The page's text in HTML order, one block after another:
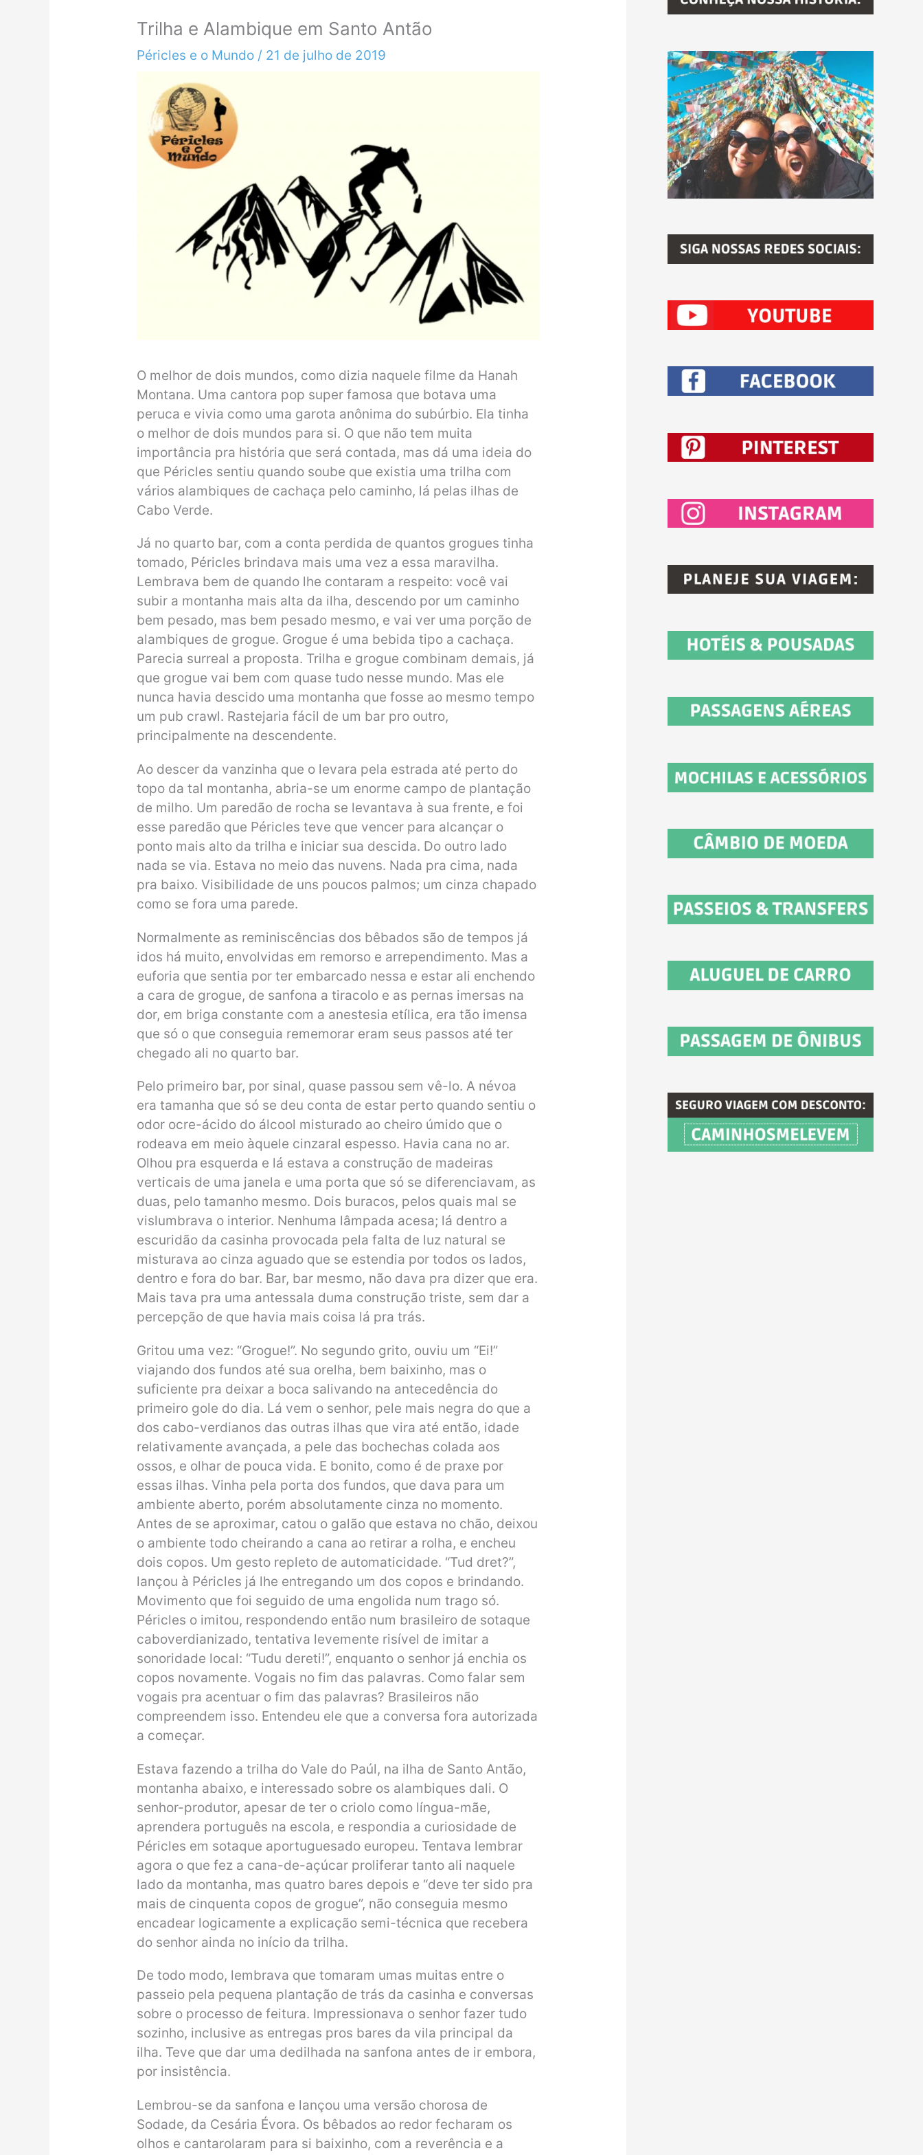
Trilha e Alambique em Santo Antão
Péricles e o Mundo/ 21 de julho de 2019
O melhor de dois mundos, como dizia naquele filme da Hanah
Montana. Uma cantora pop super famosa que botava uma
peruca e vivia como uma garota anônima do subúrbio. Ela tinha
o melhor de dois mundos para si. O que não tem muita
importância pra história que será contada, mas dá uma ideia do
que Péricles sentiu quando soube que existia uma trilha com
vários alambiques de cachaça pelo caminho, lá pelas ilhas de
Cabo Verde.
Já no quarto bar, com a conta perdida de quantos grogues tinha
tomado, Péricles brindava mais uma vez a essa maravilha.
Lembrava bem de quando lhe contaram a respeito: você vai
subir a montanha mais alta da ilha, descendo por um caminho
bem pesado, mas bem pesado mesmo, e vai ver uma porção de
alambiques de grogue. Grogue é uma bebida tipo a cachaça.
Parecia surreal a proposta. Trilha e grogue combinam demais, já
que grogue vai bem com quase tudo nesse mundo. Mas ele
nunca havia descido uma montanha que fosse ao mesmo tempo
um pub crawl. Rastejaria fácil de um bar pro outro,
principalmente na descendente.
Ao descer da vanzinha que o levara pela estrada até perto do
topo da tal montanha, abria-se um enorme campo de plantação
de milho. Um paredão de rocha se levantava à sua frente, e foi
esse paredão que Péricles teve que vencer para alcançar o
ponto mais alto da trilha e iniciar sua descida. Do outro lado
nada se via. Estava no meio das nuvens. Nada pra cima, nada
pra baixo. Visibilidade de uns poucos palmos; um cinza chapado
como se fora uma parede.
Normalmente as reminiscências dos bêbados são de tempos já
idos há muito, envolvidas em remorso e arrependimento. Mas a
euforia que sentia por ter embarcado nessa e estar ali enchendo
a cara de grogue, de sanfona a tiracolo e as pernas imersas na
dor, em briga constante com a anestesia etílica, era tão imensa
que só o que conseguia rememorar eram seus passos até ter
chegado ali no quarto bar.
Pelo primeiro bar, por sinal, quase passou sem vê-lo. A névoa
era tamanha que só se deu conta de estar perto quando sentiu o
odor ocre-ácido do álcool misturado ao cheiro úmido que o
rodeava em meio àquele cinzaral espesso. Havia cana no ar.
Olhou pra esquerda e lá estava a construção de madeiras
verticais de uma janela e uma porta que só se diferenciavam, as
duas, pelo tamanho mesmo. Dois buracos, pelos quais mal se
vislumbrava o interior. Nenhuma lâmpada acesa; lá dentro a
escuridão da casinha provocada pela falta de luz natural se
misturava ao cinza aguado que se estendia por todos os lados,
dentro e fora do bar. Bar, bar mesmo, não dava pra dizer que era.
Mais tava pra uma antessala duma construção triste, sem dar a
percepção de que havia mais coisa lá pra trás.
Gritou uma vez: “Grogue!”. No segundo grito, ouviu um “Ei!”
viajando dos fundos até sua orelha, bem baixinho, mas o
suficiente pra deixar a boca salivando na antecedência do
primeiro gole do dia. Lá vem o senhor, pele mais negra do que a
dos cabo-verdianos das outras ilhas que vira até então, idade
relativamente avançada, a pele das bochechas colada aos
ossos, e olhar de pouca vida. E bonito, como é de praxe por
essas ilhas. Vinha pela porta dos fundos, que dava para um
ambiente aberto, porém absolutamente cinza no momento.
Antes de se aproximar, catou o galão que estava no chão, deixou
o ambiente todo cheirando a cana ao retirar a rolha, e encheu
dois copos. Um gesto repleto de automaticidade. “Tud dret?”,
lançou à Péricles já lhe entregando um dos copos e brindando.
Movimento que foi seguido de uma engolida num trago só.
Péricles o imitou, respondendo então num brasileiro de sotaque
caboverdianizado, tentativa levemente risível de imitar a
sonoridade local: “Tudu dereti!”, enquanto o senhor já enchia os
copos novamente. Vogais no fim das palavras. Como falar sem
vogais pra acentuar o fim das palavras? Brasileiros não
compreendem isso. Entendeu ele que a conversa fora autorizada
a começar.
Estava fazendo a trilha do Vale do Paúl, na ilha de Santo Antão,
montanha abaixo, e interessado sobre os alambiques dali. O
senhor-produtor, apesar de ter o criolo como língua-mãe,
aprendera português na escola, e respondia a curiosidade de
Péricles em sotaque aportuguesado europeu. Tentava lembrar
agora o que fez a cana-de-açúcar proliferar tanto ali naquele
lado da montanha, mas quatro bares depois e “deve ter sido pra
mais de cinquenta copos de grogue”, não conseguia mesmo
encadear logicamente a explicação semi-técnica que recebera
do senhor ainda no início da trilha.
De todo modo, lembrava que tomaram umas muitas entre o
passeio pela pequena plantação de trás da casinha e conversas
sobre o processo de feitura. Impressionava o senhor fazer tudo
sozinho, inclusive as entregas pros bares da vila principal da
ilha. Teve que dar uma dedilhada na sanfona antes de ir embora,
por insistência.
Lembrou-se da sanfona e lançou uma versão chorosa de
Sodade, da Cesária Évora. Os bêbados ao redor fecharam os
olhos e cantarolaram para si baixinho, com a reverência e a